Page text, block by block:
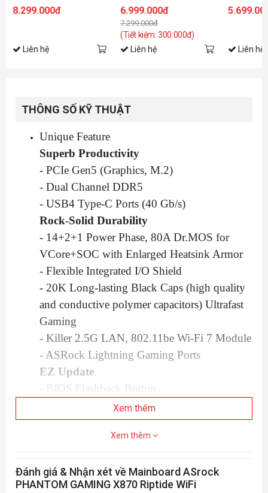
8.299.000đ
Liên hệ
6.999.000đ
7.299.000đ
(Tiết kiệm: 300.000đ)
Liên hệ Liên hệ
THÔNG SỐ KỸ THUẬT
Unique Feature
Superb Productivity
- PCIe Gen5 (Graphics, M.2)
- Dual Channel DDR5
- USB4 Type-C Ports (40 Gb/s)
Rock-Solid Durability
- 14+2+1 Power Phase, 80A Dr.MOS for
VCore+SOC with Enlarged Heatsink Armor
- Flexible Integrated I/O Shield
- 20K Long-lasting Black Caps (high quality
and conductive polymer capacitors) Ultrafast
Gaming
- Killer 2.5G LAN, 802.11be Wi-Fi 7 Module
- ASRock Lightning Gaming Ports
EZ Update
- BIOS Flashback Button
- ASRock Auto Driver Installer
EZ Troubleshooter
ASRock Post Status Checker
- Supports AMD Socket AM5 Ryzen™ 9000,
8000 and 7000 Series Processors
Xem thêm
Xem thêm
Đánh giá & Nhận xét về Mainboard ASrock
PHANTOM GAMING X870 Riptide WiFi